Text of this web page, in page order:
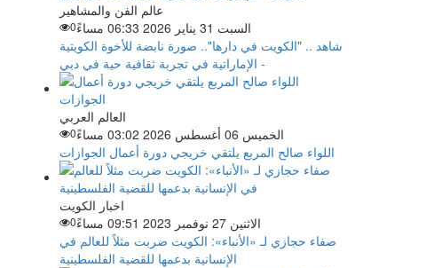
عالم الفن والمشاهير
السبت 31 يناير 2026 06:33 مساءً
0
شاهد .. "الكويت في دارها".. صورة نابضة للأخوة الكويتية
- الإماراتية في تجربة ثقافية حية في دبي
العالم العربي
الخميس 06 أغسطس 2026 03:02 مساءً
0
اللواء صالح المربع يلتقي خريجي دورة أعمال الجوازات
اخبار الكويت
الاثنين 27 نوفمبر 2023 09:51 مساءً
0
صفاء حجازي لـ «الأنباء»: الكويت ضربت مثلاً للعالم في
الإنسانية بدعمها للقضية الفلسطينية